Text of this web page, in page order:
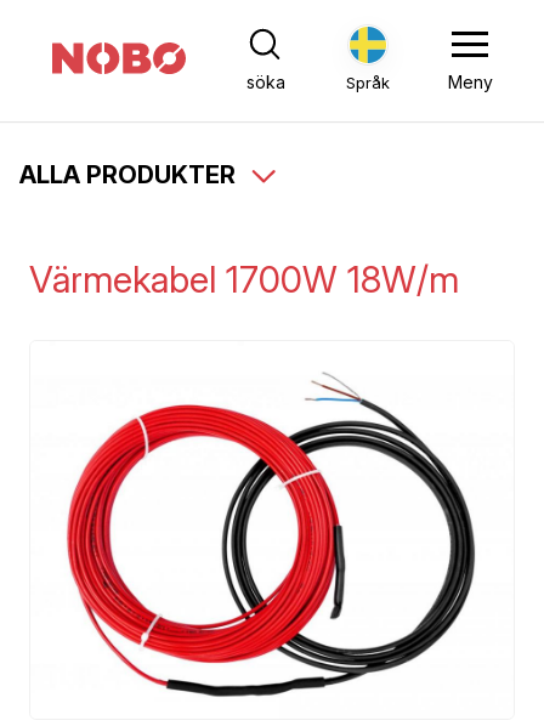
söka Språk Meny
ALLA PRODUKTER
Värmekabel 1700W 18W/m